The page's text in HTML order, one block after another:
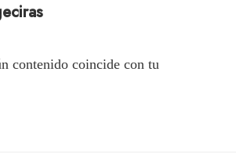
contenido coincide con tu